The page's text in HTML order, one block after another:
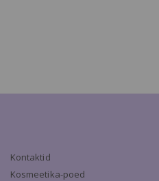
Kontaktid
Kosmeetika-poed